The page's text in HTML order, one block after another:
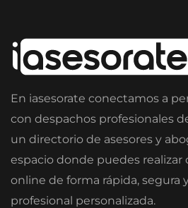
En iasesorate conectamos a
con despachos profesionales
un directorio de asesores y
espacio donde puedes realizar
online de forma rápida, segura
profesional personalizada.